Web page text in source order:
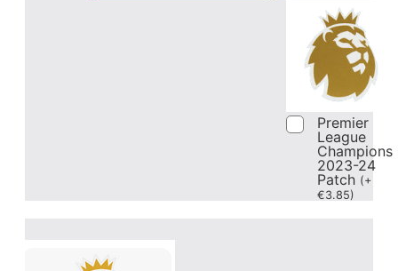
Premier
League
Champions
2023-24
Patch (+
€3.85)